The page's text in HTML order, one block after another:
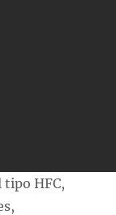
tipo HFC,